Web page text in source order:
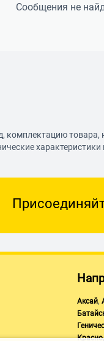
Сообщения не
комплектацию
Аксай,